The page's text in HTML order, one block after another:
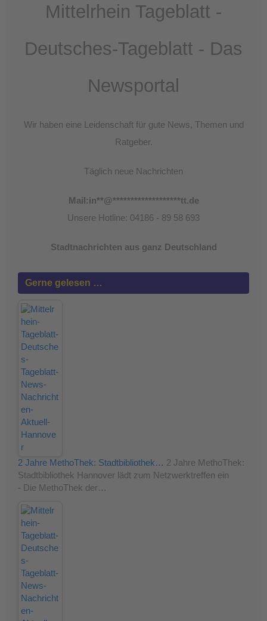
Mittelrhein Tageblatt -
Deutsches-Tageblatt - Das
Newsportal
Wir haben eine Leidenschaft für gute News, Themen und
Ratgeber.
Täglich neue Nachrichten
Mail:in**@*******************tt.de
Unsere Hotline: 04186 - 89 58 693
Stadtnachrichten aus ganz Deutschland
Gerne gelesen …
2 Jahre MethoThek: Stadtbibliothek… 2 Jahre MethoThek:
Stadtbibliothek Hannover lädt zum Netzwerktreffen ein
- Die MethoThek der…